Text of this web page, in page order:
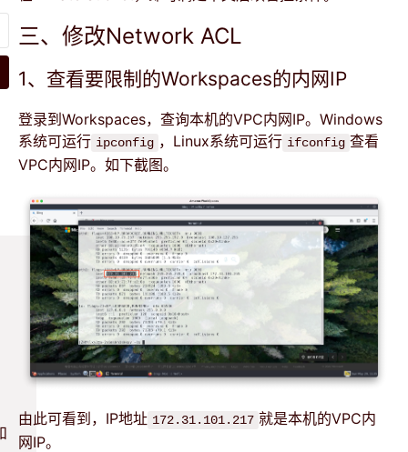
三、修改Network ACL
1、查看要限制的Workspaces的内网IP
登录到Workspaces，查询本机的VPC内网IP。Windows
系统可运行 ipconfig ，Linux系统可运行 ifconfig 查看
VPC内网IP。如下截图。
由此可看到，IP地址 172.31.101.217 就是本机的VPC内
网IP。